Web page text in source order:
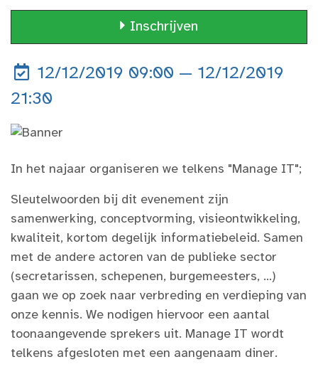
Inschrijven
12/12/2019 09:00 — 12/12/2019
21:30
In het najaar organiseren we telkens "Manage IT";
Sleutelwoorden bij dit evenement zijn
samenwerking, conceptvorming, visieontwikkeling,
kwaliteit, kortom degelijk informatiebeleid. Samen
met de andere actoren van de publieke sector
(secretarissen, schepenen, burgemeesters, ...)
gaan we op zoek naar verbreding en verdieping van
onze kennis. We nodigen hiervoor een aantal
toonaangevende sprekers uit. Manage IT wordt
telkens afgesloten met een aangenaam diner.